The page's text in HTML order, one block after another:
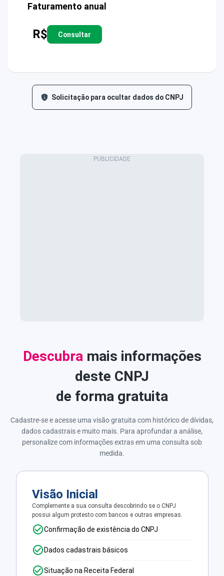
Faturamento anual
R$ Consultar
Solicitação para ocultar dados do CNPJ
Descubramais informações
deste CNPJ
de forma gratuita
Cadastre-se e acesse uma visão gratuita com histórico de dívidas,
dados cadastrais e muito mais. Para aprofundar a análise,
personalize com informações extras em uma consulta sob
medida.
Visão Inicial
Complemente a sua consulta descobrindo se o CNPJ
possui algum protesto com bancos e outras empresas.
Confirmação de existência do CNPJ
Dados cadastrais básicos
Situação na Receita Federal